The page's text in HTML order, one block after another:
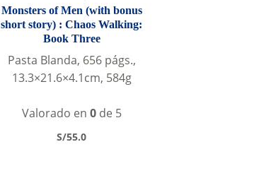
Monsters of Men (with bonus
short story) : Chaos Walking:
Book Three
Pasta Blanda, 656 págs.,
13.3×21.6×4.1cm, 584g
Valorado en 0de 5
S/55.0